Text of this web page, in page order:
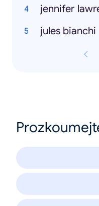
jennifer
jules bianchi